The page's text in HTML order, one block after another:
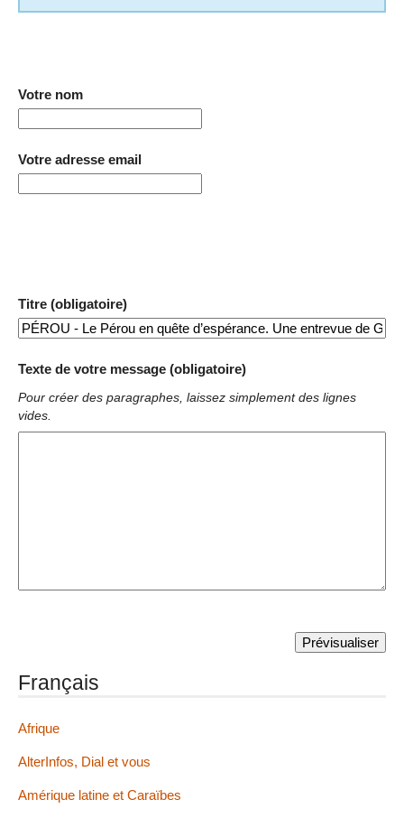
Votre nom
Votre adresse email
Titre (obligatoire)
Texte de votre message (obligatoire)
Pour créer des paragraphes, laissez simplement des lignes
vides.
Français
Afrique
AlterInfos, Dial et vous
Amérique latine et Caraïbes